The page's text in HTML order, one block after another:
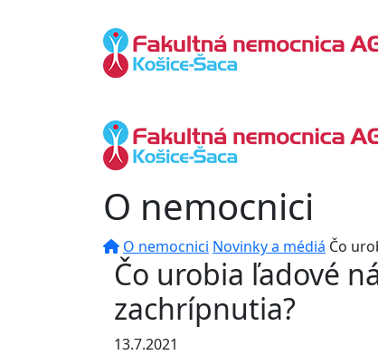
O nemocnici
O nemocnici Novinky a médiá Čo
Čo urobia ľadové
zachrípnutia?
13.7.2021